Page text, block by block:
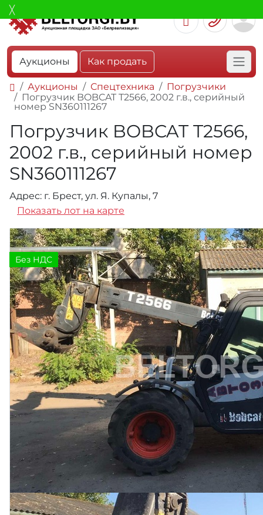
Аукционы Как продать
Аукционы Спецтехника
Погрузчики
Погрузчик BOBCAT T2566, 2002 г.в., серийный
номер SN360111267
Погрузчик BOBCAT T2566,
2002 г.в., серийный номер
SN360111267
Адрес: г. Брест, ул. Я. Купалы, 7
Показать лот на карте
Без НДС